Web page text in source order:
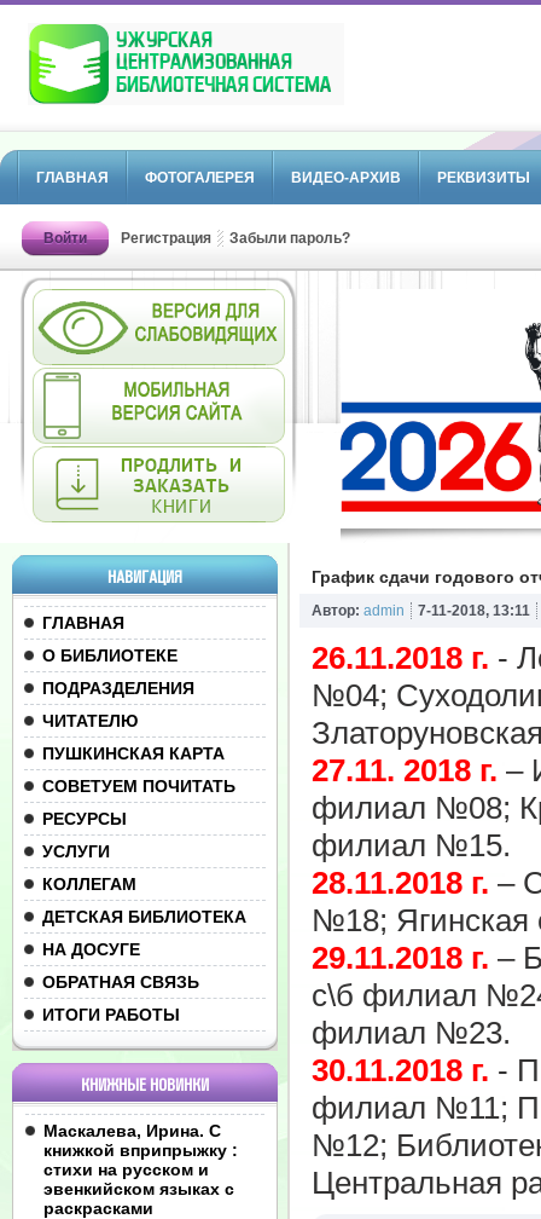
ГЛАВНАЯ ФОТОГАЛЕРЕЯ ВИДЕО-АРХИВ РЕКВИЗИТЫ
Войти Регистрация Забыли пароль?
НАВИГАЦИЯ
ГЛАВНАЯ
О БИБЛИОТЕКЕ
ПОДРАЗДЕЛЕНИЯ
ЧИТАТЕЛЮ
ПУШКИНСКАЯ КАРТА
СОВЕТУЕМ ПОЧИТАТЬ
РЕСУРСЫ
УСЛУГИ
КОЛЛЕГАМ
ДЕТСКАЯ БИБЛИОТЕКА
НА ДОСУГЕ
ОБРАТНАЯ СВЯЗЬ
ИТОГИ РАБОТЫ
КНИЖНЫЕ НОВИНКИ
Маскалева, Ирина. С
книжкой вприпрыжку :
стихи на русском и
эвенкийском языках с
раскрасками
График сдачи годового
Автор: admin 7-11-2018, 13:11
26.11.2018 г. -
№04;
27.11. 2018 г. –
филиал №08;
филиал №15.
28.11.2018 г. –
№18;
29.11.2018 г. –
с\б филиал
филиал №23.
30.11.2018 г. -
филиал №11;
№12;
Центральная